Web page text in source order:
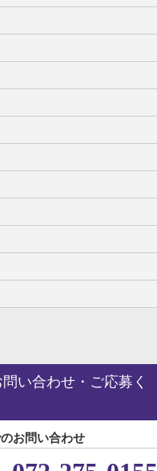
い合わせ・ご応募く
お問い合わせ